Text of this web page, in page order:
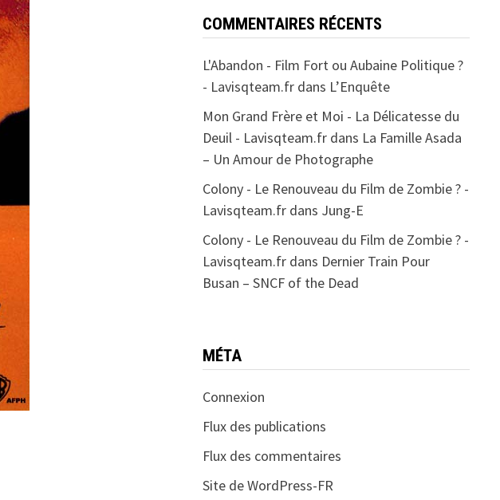
COMMENTAIRES RÉCENTS
L'Abandon - Film Fort ou Aubaine Politique ?
- Lavisqteam.frdans L’Enquête
Mon Grand Frère et Moi - La Délicatesse du
Deuil - Lavisqteam.frdans La Famille Asada
– Un Amour de Photographe
Colony - Le Renouveau du Film de Zombie ? -
Lavisqteam.frdans Jung-E
Colony - Le Renouveau du Film de Zombie ? -
Lavisqteam.frdans Dernier Train Pour
Busan – SNCF of the Dead
MÉTA
Connexion
Flux des publications
Flux des commentaires
Site de WordPress-FR